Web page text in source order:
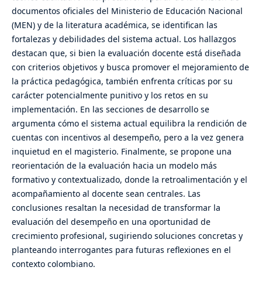
documentos oficiales del Ministerio de Educación Nacional
(MEN) y de la literatura académica, se identifican las
fortalezas y debilidades del sistema actual. Los hallazgos
destacan que, si bien la evaluación docente está diseñada
con criterios objetivos y busca promover el mejoramiento de
la práctica pedagógica, también enfrenta críticas por su
carácter potencialmente punitivo y los retos en su
implementación. En las secciones de desarrollo se
argumenta cómo el sistema actual equilibra la rendición de
cuentas con incentivos al desempeño, pero a la vez genera
inquietud en el magisterio. Finalmente, se propone una
reorientación de la evaluación hacia un modelo más
formativo y contextualizado, donde la retroalimentación y el
acompañamiento al docente sean centrales. Las
conclusiones resaltan la necesidad de transformar la
evaluación del desempeño en una oportunidad de
crecimiento profesional, sugiriendo soluciones concretas y
planteando interrogantes para futuras reflexiones en el
contexto colombiano.